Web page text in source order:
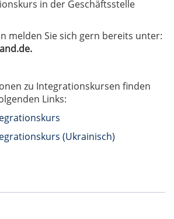
in der Geschäftsstelle
melden Sie sich gern bereits unter:
zu Integrationskursen finden
Links:
(Ukrainisch)